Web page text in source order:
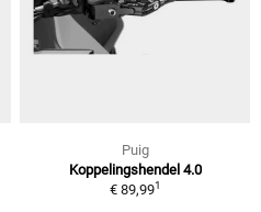
Puig
Koppelingshendel 4.0
€ 89,991